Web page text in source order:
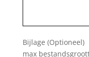
Bijlage (Optioneel)
max